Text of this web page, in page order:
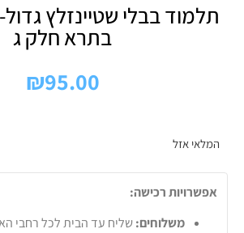
תלמוד בבלי שטיינזלץ
בתרא חלק ג
₪95.00
המלאי אזל
אפשרויות רכישה:
משלוחים: